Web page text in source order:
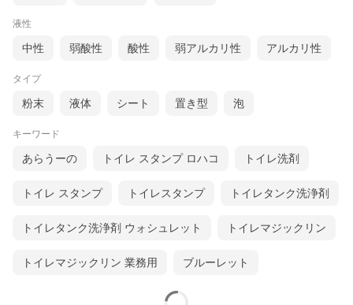
液性
中性 弱酸性 酸性 弱アルカリ性 アルカリ性
タイプ
粉末 液体 シート 置き型 泡
キーワード
あらうーの トイレ スタンプ ロハコ トイレ洗剤
トイレ スタンプ トイレスタンプ トイレタンク洗浄剤
トイレタンク洗浄剤 ウォシュレット トイレマジックリン
トイレマジックリン 業務用 ブルーレット